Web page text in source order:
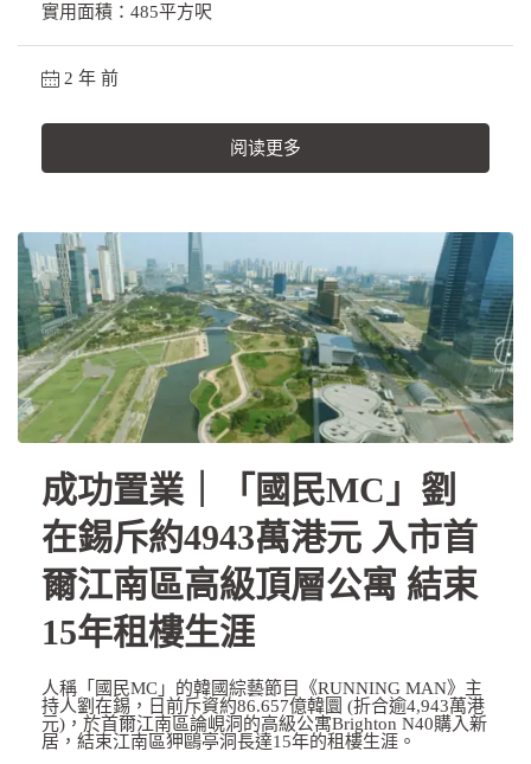
實用面積：485平方呎
2 年 前
阅读更多
成功置業｜「國民MC」劉
在錫斥約4943萬港元 入市首
爾江南區高級頂層公寓 結束
15年租樓生涯
人稱「國民MC」的韓國綜藝節目《RUNNING MAN》主
持人劉在錫，日前斥資約86.657億韓圜 (折合逾4,943萬港
元)，於首爾江南區論峴洞的高級公寓Brighton N40購入新
居，結束江南區狎鷗亭洞長達15年的租樓生涯。